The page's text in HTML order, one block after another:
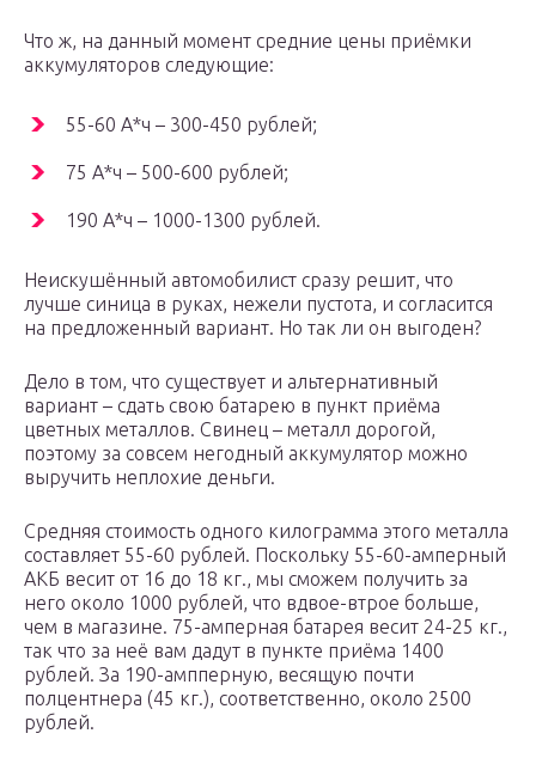
Что ж, на данный момент средние цены приёмки
аккумуляторов следующие:
55-60 А*ч – 300-450 рублей;
75 А*ч – 500-600 рублей;
190 А*ч – 1000-1300 рублей.
Неискушённый автомобилист сразу решит, что
лучше синица в руках, нежели пустота, и согласится
на предложенный вариант. Но так ли он выгоден?
Дело в том, что существует и альтернативный
вариант – сдать свою батарею в пункт приёма
цветных металлов. Свинец – металл дорогой,
поэтому за совсем негодный аккумулятор можно
выручить неплохие деньги.
Средняя стоимость одного килограмма этого металла
составляет 55-60 рублей. Поскольку 55-60-амперный
АКБ весит от 16 до 18 кг., мы сможем получить за
него около 1000 рублей, что вдвое-втрое больше,
чем в магазине. 75-амперная батарея весит 24-25 кг.,
так что за неё вам дадут в пункте приёма 1400
рублей. За 190-ампперную, весящую почти
полцентнера (45 кг.), соответственно, около 2500
рублей.